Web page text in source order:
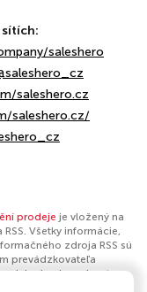
sítích:
saleshero⁠
saleshero.cz
saleshero.cz/
prodeje je vložený na
Všetky informácie,
zdroja RSS sú
prevádzkovateľa
ich obsah podcastov.